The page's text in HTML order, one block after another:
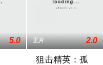
5.0 正片 2.0
狙击精英：孤